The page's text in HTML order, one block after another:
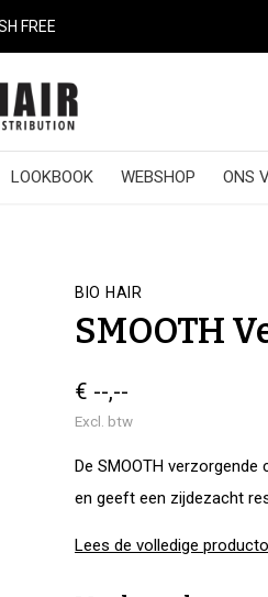
LOOKBOOK WEBSHOP ONS
BIO HAIR
SMOOTH
€ --,--
Excl. btw
De SMOOTH
en geeft een zijdezacht
Lees de volledige